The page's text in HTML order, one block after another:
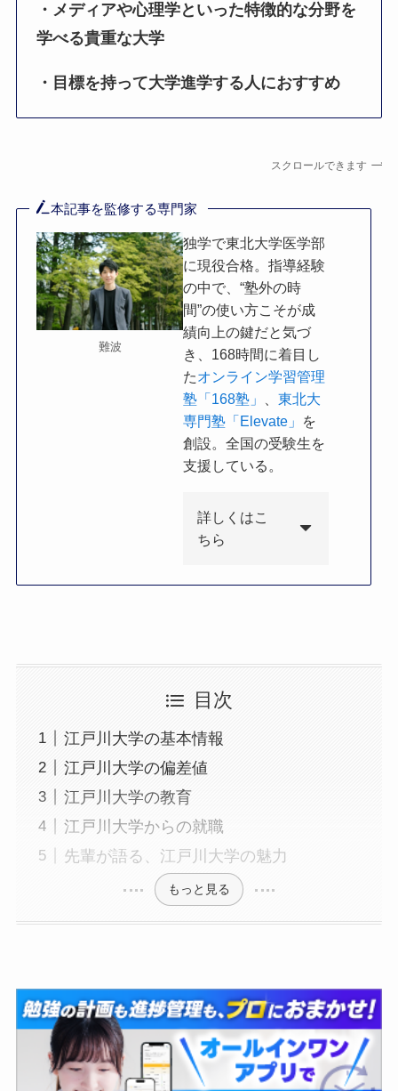
・メディアや心理学といった特徴的な分野を
学べる貴重な大学
・目標を持って大学進学する人におすすめ
スクロールできます
本記事を監修する専門家
難波
独学で東北大学医学部
に現役合格。指導経験
の中で、“塾外の時
間”の使い方こそが成
績向上の鍵だと気づ
き、168時間に着目し
たオンライン学習管理
塾「168塾」
東北大
専門塾「Elevate」
を
創設。全国の受験生を
支援している。
詳しくはこ
ちら
目次
江戸川大学の基本情報
江戸川大学の偏差値
江戸川大学の教育
江戸川大学からの就職
先輩が語る、江戸川大学の魅力
もっと見る